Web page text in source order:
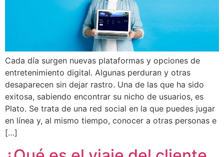
Cada día surgen nuevas plataformas y opciones de
entretenimiento digital. Algunas perduran y otras
desaparecen sin dejar rastro. Una de las que ha sido
exitosa, sabiendo encontrar su nicho de usuarios, es
Plato. Se trata de una red social en la que puedes jugar
en línea y, al mismo tiempo, conocer a otras personas e
[…]